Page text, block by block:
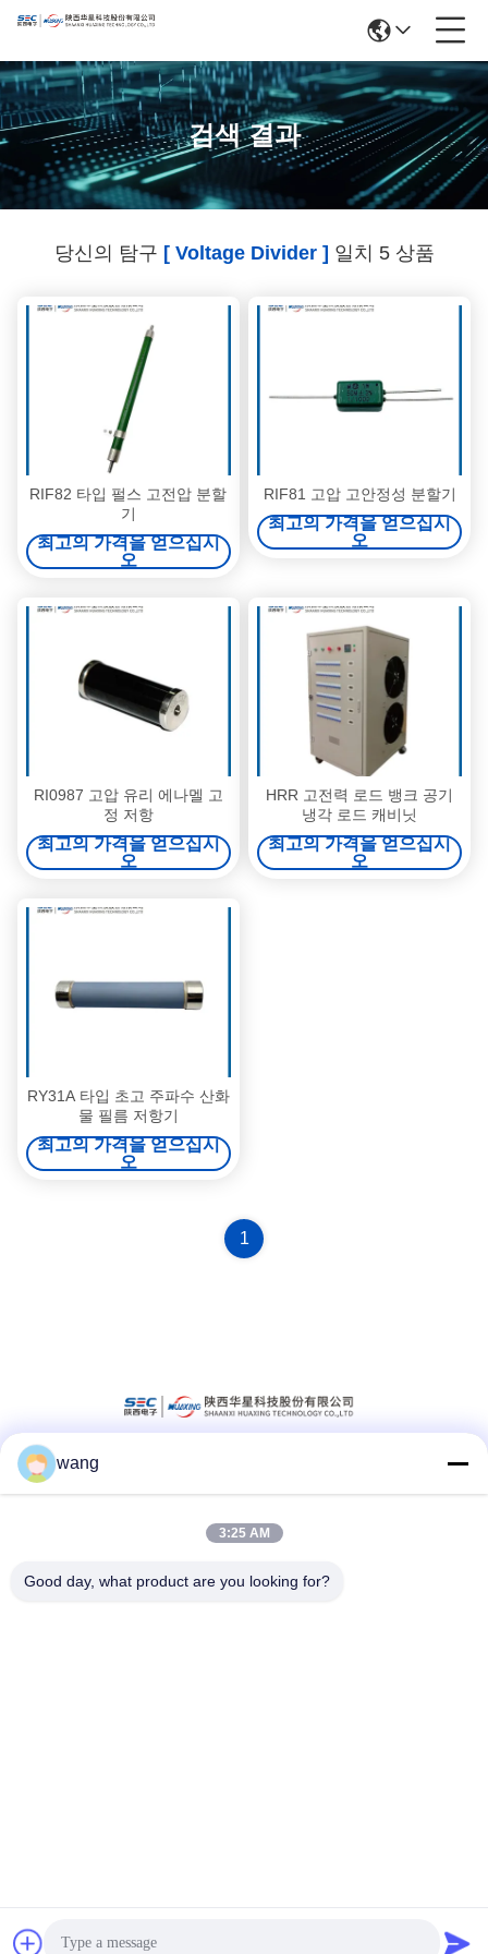
검색 결과
당신의 탐구 [ Voltage Divider ] 일치 5 상품
RIF82 타입 펄스 고전압 분할
기
최고의 가격을 얻으십시
오
RIF81 고압 고안정성 분할기
최고의 가격을 얻으십시
오
RI0987 고압 유리 에나멜 고
정 저항
최고의 가격을 얻으십시
오
HRR 고전력 로드 뱅크 공기
냉각 로드 캐비닛
최고의 가격을 얻으십시
오
RY31A 타입 초고 주파수 산화
물 필름 저항기
최고의 가격을 얻으십시
오
1
소셜 미디어
빠른 연락
저작권 © 2025-2026 Shaanxi Huaxing Technology Co.,Ltd. . 판권
wang
3:25 AM
Good day, what product are you looking for?